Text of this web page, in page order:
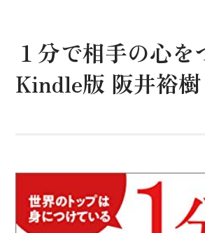
１分で相手の心を
Kindle版 阪井裕